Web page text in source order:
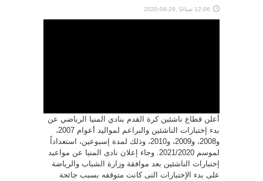
12:06 صباحًا ,29-08-2020
أعلن قطاع ناشئين كرة القدم بنادي المنيا الرياضي عن
بدء إختبارات الناشئين والبراعم لمواليد أعوام 2007،
و2008، و2009، و2010، وذلك لمدة إسبوعين، استعداداً
لموسم 2021/2020. وجاء إعلان نادى المنيا عن مواعيد
إختبارات الناشئين بعد موافقة وزارة الشباب والرياضة
على بدء الإختبارات التى كانت متوقفه بسبب جائحة